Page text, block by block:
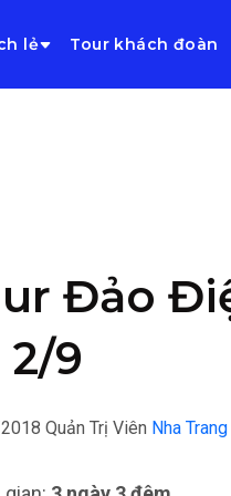
lẻ Tour khách đoàn
Đảo
2/9
Quản Trị Viên Nha Trang